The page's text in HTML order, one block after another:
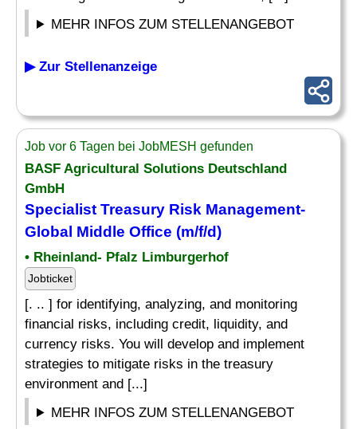
MEHR INFOS ZUM STELLENANGEBOT
▶ Zur Stellenanzeige
Job vor 6 Tagen bei JobMESH gefunden
BASF Agricultural Solutions Deutschland
GmbH
Specialist Treasury Risk Management-
Global Middle Office (m/f/d)
• Rheinland- Pfalz Limburgerhof
Jobticket
[. .. ] for identifying, analyzing, and monitoring
financial risks, including credit, liquidity, and
currency risks. You will develop and implement
strategies to mitigate risks in the treasury
environment and [...]
MEHR INFOS ZUM STELLENANGEBOT